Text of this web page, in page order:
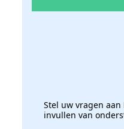
Stel uw vragen
invullen van